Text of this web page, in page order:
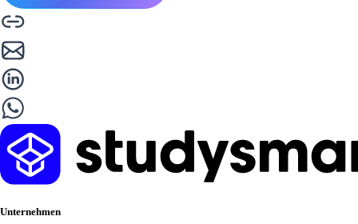
Unternehmen